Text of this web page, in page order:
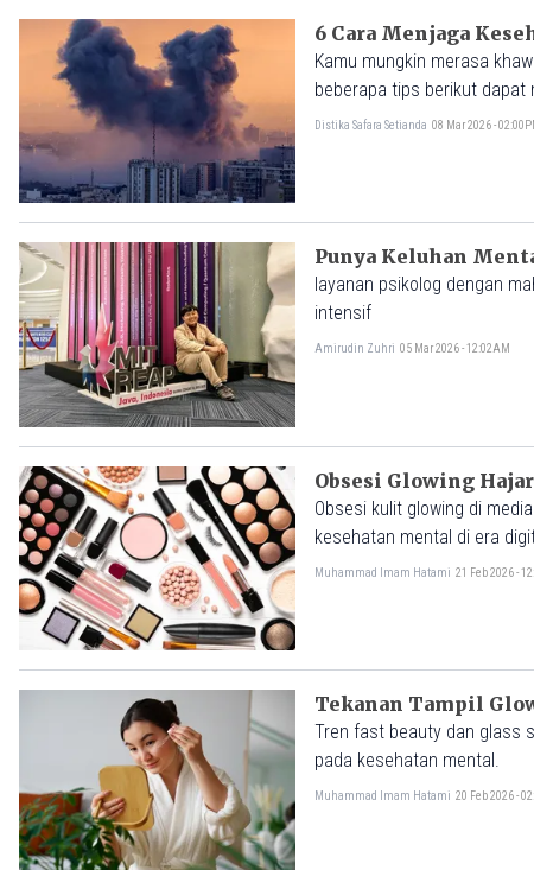
6 Cara Menjaga
Kamu mungkin merasa
beberapa tips berikut dapat
Distika Safara Setianda 08 Mar 2026 -
Punya Keluhan
layanan psikolog dengan
intensif
Amirudin Zuhri 05 Mar 2026 - 12:02AM
Obsesi Glowing
Obsesi kulit glowing di
kesehatan mental di era
Muhammad Imam Hatami 21 Feb 2026 -
Tekanan Tampil
Tren fast beauty dan glass
pada kesehatan mental.
Muhammad Imam Hatami 20 Feb 2026 -